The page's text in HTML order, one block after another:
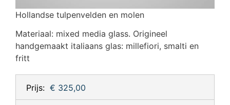
Hollandse tulpenvelden en molen
Materiaal: mixed media glass. Origineel
handgemaakt italiaans glas: millefiori, smalti en
fritt
Prijs: € 325,00